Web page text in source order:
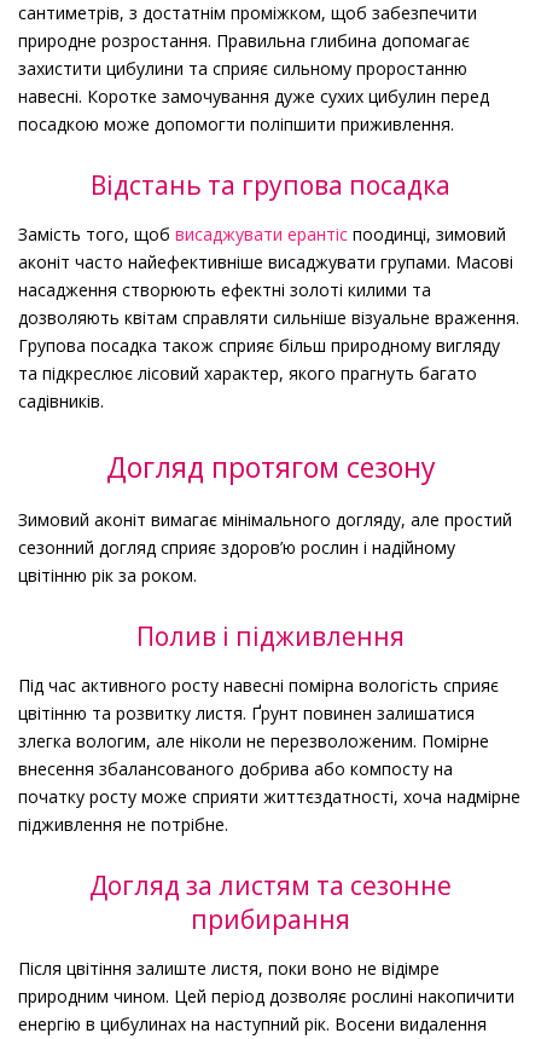
сантиметрів, з достатнім проміжком, щоб забезпечити
природне розростання. Правильна глибина допомагає
захистити цибулини та сприяє сильному проростанню
навесні. Коротке замочування дуже сухих цибулин перед
посадкою може допомогти поліпшити приживлення.
Відстань та групова посадка
Замість того, щоб висаджувати ерантіс поодинці, зимовий
аконіт часто найефективніше висаджувати групами. Масові
насадження створюють ефектні золоті килими та
дозволяють квітам справляти сильніше візуальне враження.
Групова посадка також сприяє більш природному вигляду
та підкреслює лісовий характер, якого прагнуть багато
садівників.
Догляд протягом сезону
Зимовий аконіт вимагає мінімального догляду, але простий
сезонний догляд сприяє здоров’ю рослин і надійному
цвітінню рік за роком.
Полив і підживлення
Під час активного росту навесні помірна вологість сприяє
цвітінню та розвитку листя. Ґрунт повинен залишатися
злегка вологим, але ніколи не перезволоженим. Помірне
внесення збалансованого добрива або компосту на
початку росту може сприяти життєздатності, хоча надмірне
підживлення не потрібне.
Догляд за листям та сезонне
прибирання
Після цвітіння залиште листя, поки воно не відімре
природним чином. Цей період дозволяє рослині накопичити
енергію в цибулинах на наступний рік. Восени видалення